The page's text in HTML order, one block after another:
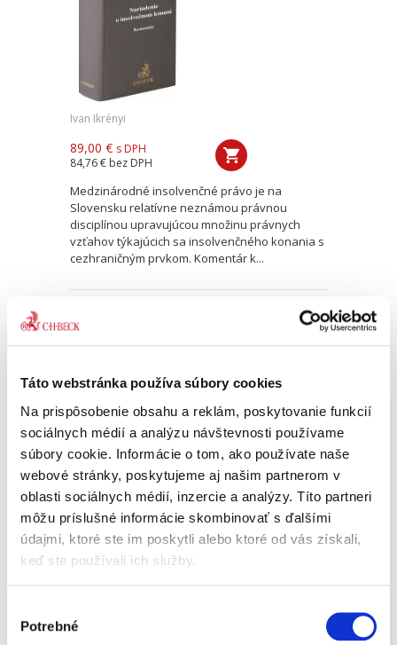
Táto webstránka používa súbory cookies
Na prispôsobenie obsahu a reklám, poskytovanie funkcií
sociálnych médií a analýzu návštevnosti používame
súbory cookie. Informácie o tom, ako používate naše
webové stránky, poskytujeme aj našim partnerom v
oblasti sociálnych médií, inzercie a analýzy. Títo partneri
môžu príslušné informácie skombinovať s ďalšími
údajmi, ktoré ste im poskytli alebo ktoré od vás získali,
keď ste používali ich služby.
súhlasu
Potrebné
Ivan Ikrényi
89,00 € s DPH
84,76 € bez DPH
Medzinárodné insolvenčné právo je na
Slovensku relatívne neznámou právnou
disciplínou upravujúcou množinu právnych
vzťahov týkajúcich sa insolvenčného konania s
cezhraničným prvkom. Komentár k...
Ústava Slovenskej
2. VYDANIE
Ján Drgonec
129,00 € s DPH
„Posudzované vedecké dielo je bohaté nielen z
hľadiska svojho rozsahu (počtu strán), ale aj z
Slovenskej...